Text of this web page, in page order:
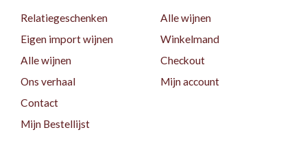
Relatiegeschenken
Eigen import wijnen
Alle wijnen
Ons verhaal
Contact
Mijn Bestellijst
Alle wijnen
Winkelmand
Checkout
Mijn account